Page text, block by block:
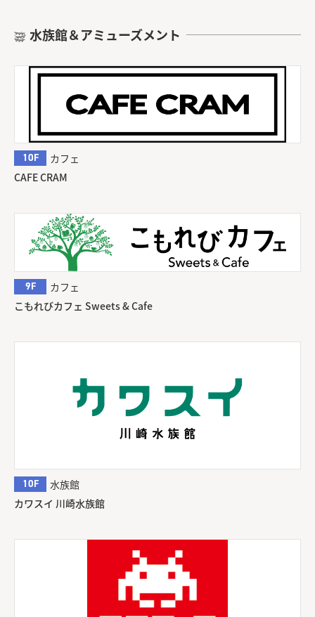
水族館＆アミューズメント
10F
カフェ
CAFE CRAM
9F
カフェ
こもれびカフェ Sweets & Cafe
10F
水族館
カワスイ 川崎水族館